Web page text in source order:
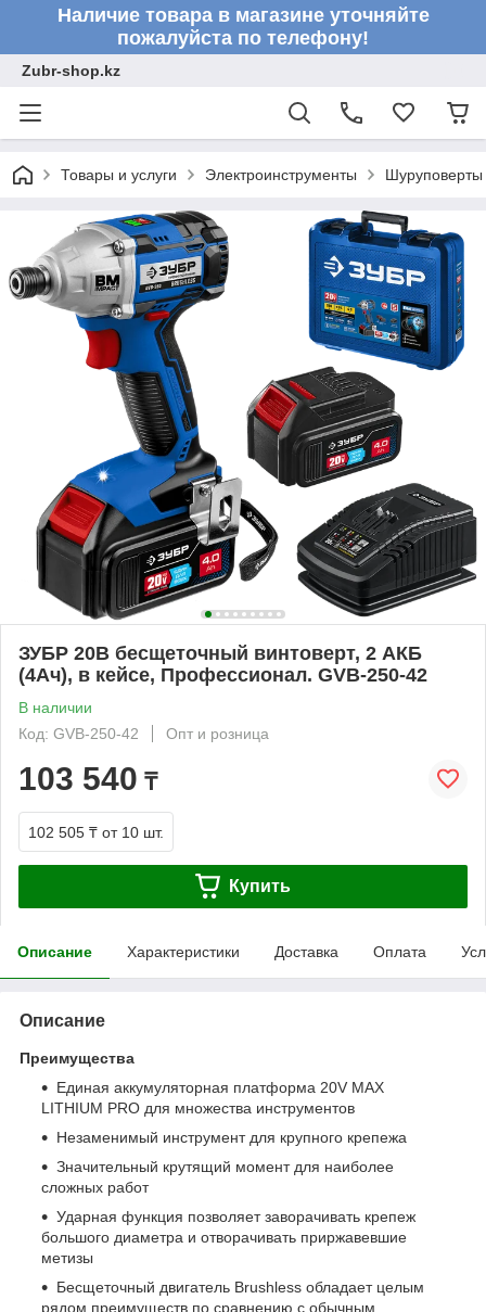
Наличие товара в магазине уточняйте
пожалуйста по телефону!
Zubr-shop.kz
Товары и услуги Электроинструменты Шуруповерты
ЗУБР 20В бесщеточный винтоверт, 2 АКБ
(4Ач), в кейсе, Профессионал. GVB-250-42
В наличии
Код: GVB-250-42
Опт и розница
103 540 ₸
102 505 ₸ от 10 шт.
Купить
Описание Характеристики Доставка Оплата
Описание
Преимущества
Единая аккумуляторная платформа 20V MAX
LITHIUM PRO для множества инструментов
Незаменимый инструмент для крупного крепежа
Значительный крутящий момент для наиболее
сложных работ
Ударная функция позволяет заворачивать крепеж
большого диаметра и отворачивать приржавевшие
метизы
Бесщеточный двигатель Brushless обладает целым
рядом преимуществ по сравнению с обычным